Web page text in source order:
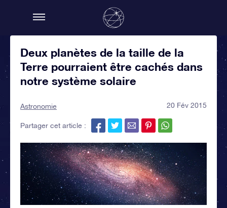
Deux planètes de la taille de la
Terre pourraient être cachés dans
notre système solaire
Astronomie 20 Fév 2015
Partager cet article :